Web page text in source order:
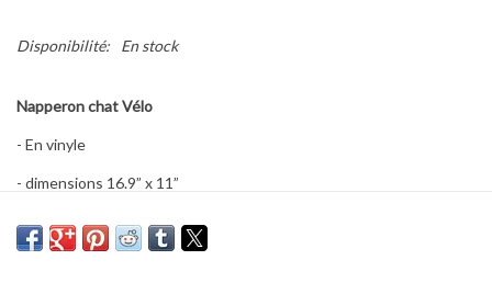
Disponibilité: En stock
Napperon chat Vélo
- En vinyle
- dimensions 16.9” x 11”